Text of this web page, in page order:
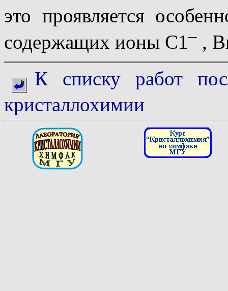
это проявляется
содержащих ионы С1– ,
К списку работ
кристаллохимии